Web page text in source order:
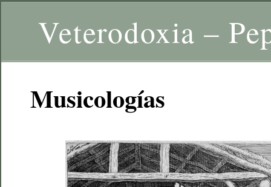
Veterodoxia –
Musicologías